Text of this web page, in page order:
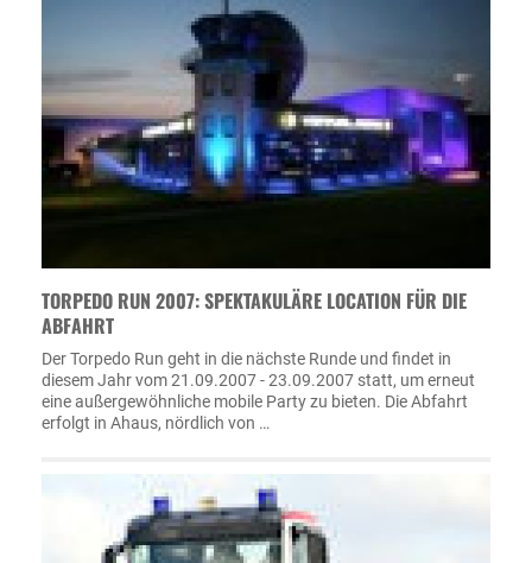
TORPEDO RUN 2007: SPEKTAKULÄRE LOCATION FÜR DIE
ABFAHRT
Der Torpedo Run geht in die nächste Runde und findet in
diesem Jahr vom 21.09.2007 - 23.09.2007 statt, um erneut
eine außergewöhnliche mobile Party zu bieten. Die Abfahrt
erfolgt in Ahaus, nördlich von …